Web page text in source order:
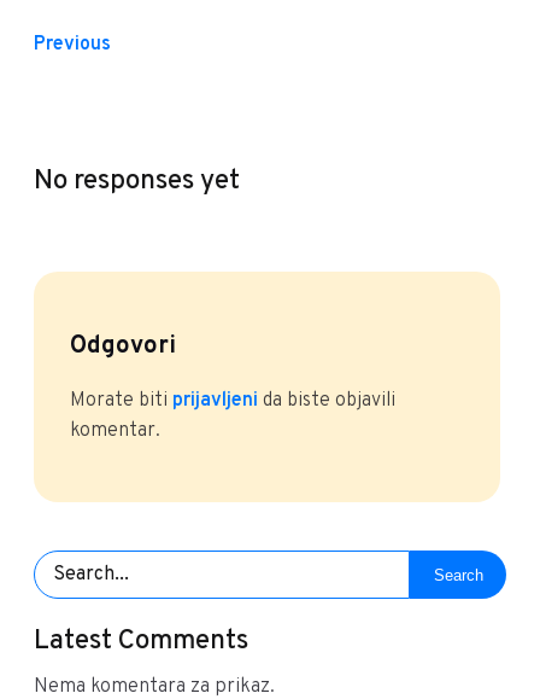
Previous
No responses yet
Odgovori
Morate biti prijavljeni da biste objavili
komentar.
Search
Latest Comments
Nema komentara za prikaz.